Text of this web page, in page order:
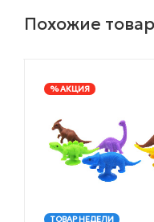
Похожие
% АКЦИЯ
ТОВАР НЕДЕЛИ